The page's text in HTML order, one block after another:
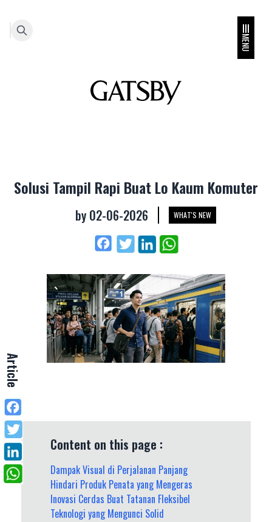
MENU
Solusi Tampil Rapi Buat Lo Kaum Komuter
by 02-06-2026 WHAT'S NEW
Article
Content on this page :
Dampak Visual di Perjalanan Panjang
Hindari Produk Penata yang Mengeras
Inovasi Cerdas Buat Tatanan Fleksibel
Teknologi yang Mengunci Solid